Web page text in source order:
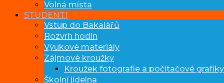
Volná místa
STUDENTI
Vstup do Bakalářů
Rozvrh hodin
Výukové materiály
Zájmové kroužky
Kroužek fotografie a počítačové grafiky
Školní jídelna